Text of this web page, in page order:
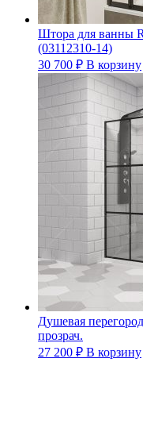
Штора для ванны
(03112310-14)
30 700 ₽ В корзину
Душевая
прозрач.
27 200 ₽ В корзину